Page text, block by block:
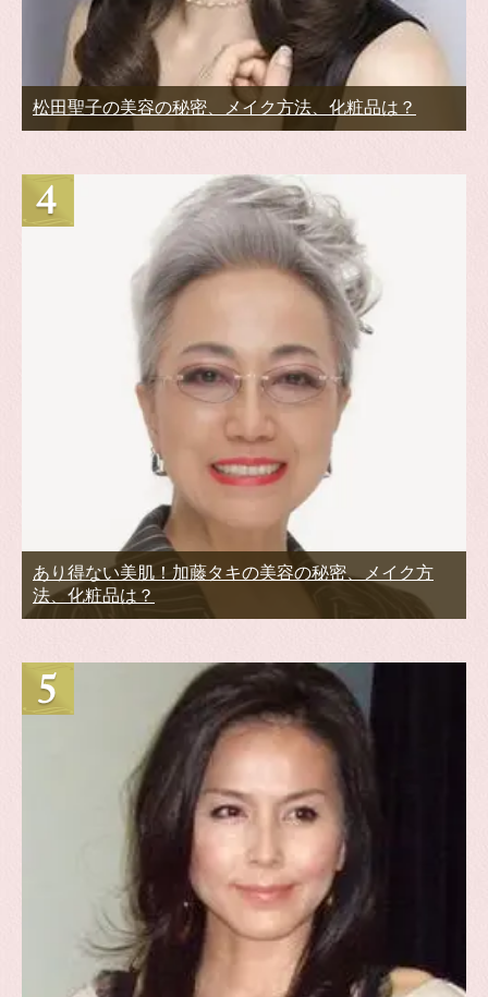
松田聖子の美容の秘密、メイク方法、化粧品は？
あり得ない美肌！加藤タキの美容の秘密、メイク方
法、化粧品は？